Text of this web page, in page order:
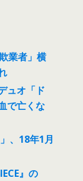
業者」横
ュオ「ド
で亡くな
、18年1月
』の